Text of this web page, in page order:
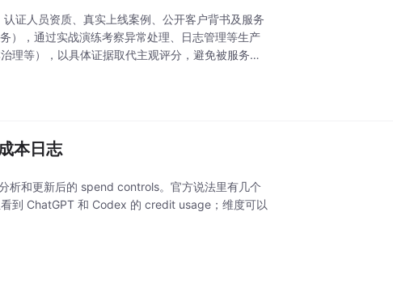
证人员资质、真实上线案例、公开客户背书及服务
），通过实战演练考察异常处理、日志管理等生产
理等），以具体证据取代主观评分，避免被服务商
本日志
析和更新后的 spend controls。官方说法里有几个
到 ChatGPT 和 Codex 的 credit usage；维度可以